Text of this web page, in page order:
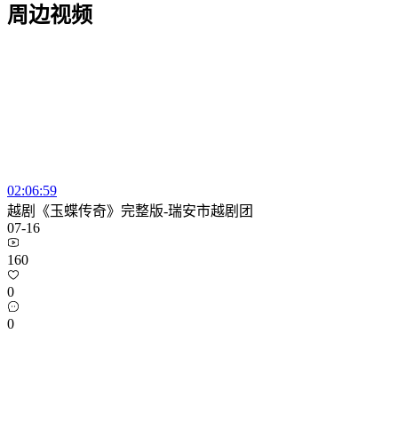
周边视频
02:06:59
越剧《玉蝶传奇》完整版-瑞安市越剧团
07-16
160
0
0